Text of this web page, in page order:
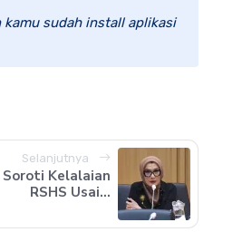
kamu sudah install aplikasi
Selanjutnya
Kelalaian
RSHS Usai...